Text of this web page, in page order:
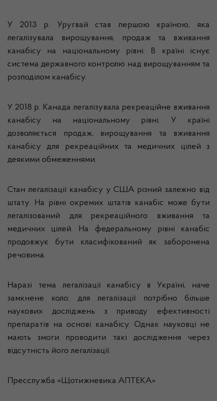
У 2013 р. Уругвай став першою країною, яка
легалізувала вирощування, продаж та вживання
канабісу на націо­нальному рівні. В країні існує
система державного контролю над вирощуванням та
розподілом канабісу.
У 2018 р. Канада легалізувала рекреаційне вживання
канабісу на національному рівні. У країні
дозволяється продаж, вирощування та вживання
канабісу для рекреаційних та медичних цілей з
деякими обмеженнями.
Стан легалізації канабісу у США різний залежно від
штату. На рівні окремих штатів канабіс може бути
легалізований для рекреаційного вживання та
медичних цілей. На федеральному рівні канабіс
продовжує бути класифікований як заборонена
речовина.
Наразі тема легалізації канабісу в Україні, наче
замкнене коло: для легалізації потрібно більше
наукових досліджень з приводу ефективності
препаратів на основі канабісу. Однак науковці не
мають змоги проводити такі дослідження через
відсутність його легалізації.
Пресслужба «Щотижневика АПТЕКА»